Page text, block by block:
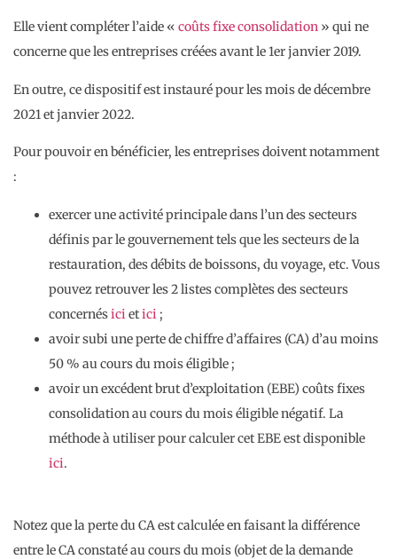
Elle vient compléter l’aide « coûts fixe consolidation » qui ne
concerne que les entreprises créées avant le 1er janvier 2019.
En outre, ce dispositif est instauré pour les mois de décembre
2021 et janvier 2022.
Pour pouvoir en bénéficier, les entreprises doivent notamment
:
exercer une activité principale dans l’un des secteurs
définis par le gouvernement tels que les secteurs de la
restauration, des débits de boissons, du voyage, etc. Vous
pouvez retrouver les 2 listes complètes des secteurs
concernésicietici;
avoir subi une perte de chiffre d’affaires (CA) d’au moins
50 % au cours du mois éligible ;
avoir un excédent brut d’exploitation (EBE) coûts fixes
consolidation au cours du mois éligible négatif. La
méthode à utiliser pour calculer cet EBE est disponible
ici.
Notez que la perte du CA est calculée en faisant la différence
entre le CA constaté au cours du mois (objet de la demande